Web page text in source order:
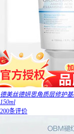
德美丝德妍思角质层修护
150ml
200条评价